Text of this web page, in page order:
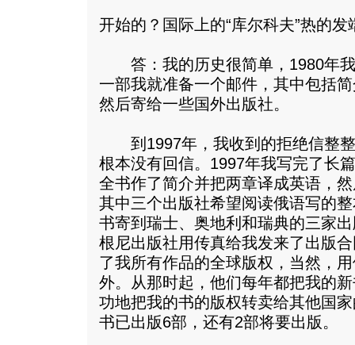
开始的？国际上的“库尔科夫”热的发
答：我的历史很简单，1980年我
一部我就准备一个邮件，其中包括
然后寄给一些国外出版社。
到1997年，我收到的拒绝信整整
根本没有回信。1997年我写完了长
全书作了简介并把两章译成英语，
其中三个出版社希望阅读俄语写的
书寄到瑞士、奥地利和瑞典的三家
根尼出版社用传真给我发来了出版
了我所有作品的全球版权，当然，
外。从那时起，他们每年都把我的
功地把我的书的版权转卖给其他国
书已出版6部，还有2部将要出版。